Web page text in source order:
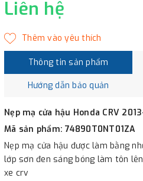
Liên hệ
Thông tin sản phẩm
Hướng dẫn bảo quản
Nẹp mạ cửa hậu Honda CRV
Mã sản phẩm: 74890T0NT01ZA
Nẹp mạ cửa hậu được làm bằng
lớp sơn đen sáng bóng làm tôn
xe crv